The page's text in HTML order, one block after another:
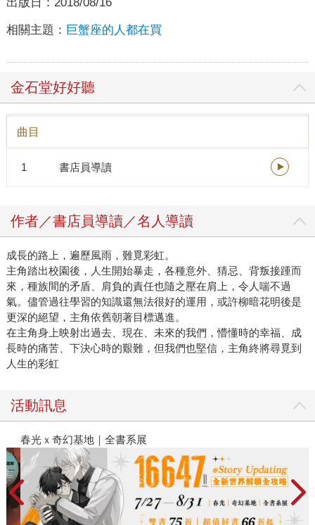
相關主題： 巨蟹座的人都在買
金石堂好好聽
曲目
1 書店員導讀
作者／書店員導讀／名人導讀
成長的路上，遍歷風雨，難覓彩虹。
主角踏出校園後，人生開始暴走，各種意外、猜忌、背叛接踵而
來，種族間的矛盾、肩負的責任也隨之壓在肩上，令人喘不過
氣。儘管過往學習的知識還無法很好的運用，或許柳暗花明後是
更深的絕望，主角依舊朝著目標邁進。
在主角身上映射出過去、現在、未來的我們，懵懂時的幸福、成
長時的痛苦、下決心時的艱難，但我們也堅信，主角終將尋覓到
人生的彩虹
活動訊息
春光ｘ奇幻基地｜全書系展